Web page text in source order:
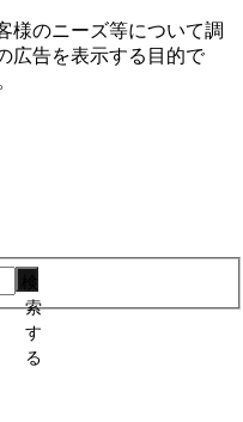
様のニーズ等について調
広告を表⽰する⽬的で
索
す
る